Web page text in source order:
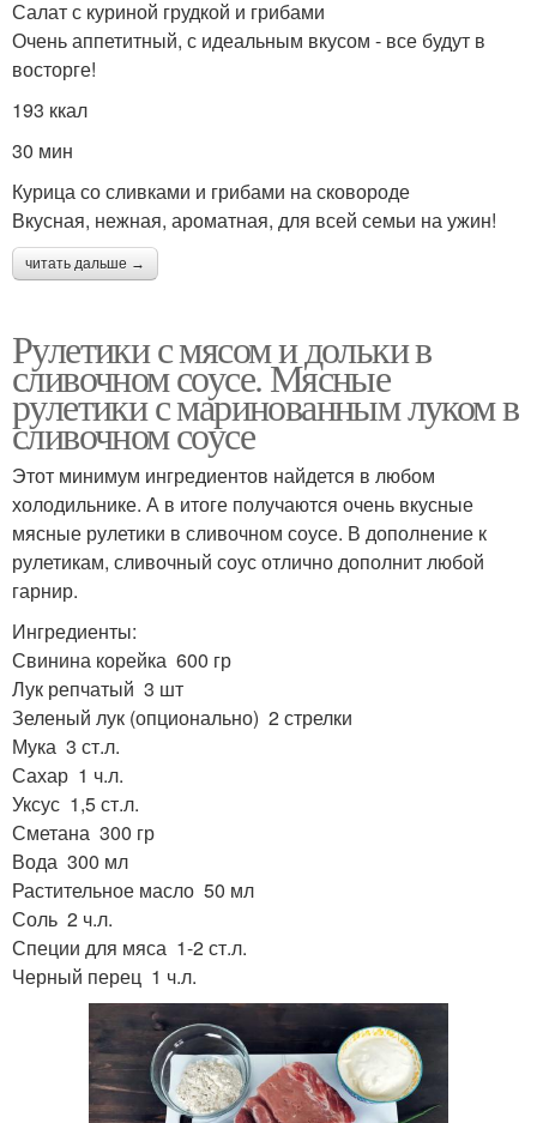
Салат с куриной грудкой и грибами
Очень аппетитный, с идеальным вкусом - все будут в
восторге!
193 ккал
30 мин
Курица со сливками и грибами на сковороде
Вкусная, нежная, ароматная, для всей семьи на ужин!
читать дальше →
Рулетики с мясом и дольки в
сливочном соусе. Мясные
рулетики с маринованным луком в
сливочном соусе
Этот минимум ингредиентов найдется в любом
холодильнике. А в итоге получаются очень вкусные
мясные рулетики в сливочном соусе. В дополнение к
рулетикам, сливочный соус отлично дополнит любой
гарнир.
Ингредиенты:
Свинина корейка 600 гр
Лук репчатый 3 шт
Зеленый лук (опционально) 2 стрелки
Мука 3 ст.л.
Сахар 1 ч.л.
Уксус 1,5 ст.л.
Сметана 300 гр
Вода 300 мл
Растительное масло 50 мл
Соль 2 ч.л.
Специи для мяса 1-2 ст.л.
Черный перец 1 ч.л.